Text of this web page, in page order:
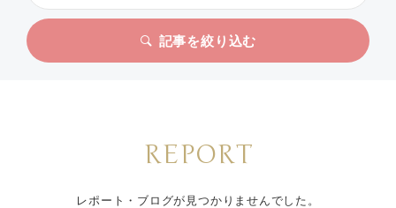
記事を絞り込む
REPORT
レポート・ブログが見つかりませんでした。